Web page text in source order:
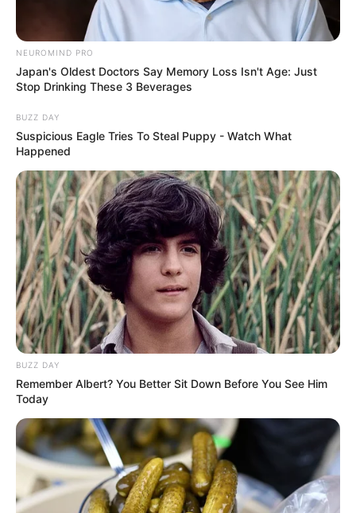
NEUROMIND PRO
Japan's Oldest Doctors Say Memory Loss Isn't Age: Just
Stop Drinking These 3 Beverages
BUZZ DAY
Suspicious Eagle Tries To Steal Puppy - Watch What
Happened
BUZZ DAY
Remember Albert? You Better Sit Down Before You See Him
Today